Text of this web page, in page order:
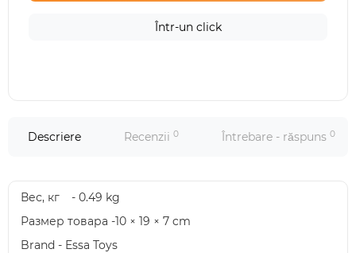
Într-un click
Descriere Recenzii 0 Întrebare - răspuns 0
Вес, кг
- 0.49 kg
Размер товара -10 × 19 × 7 cm
Brand - Essa Toys